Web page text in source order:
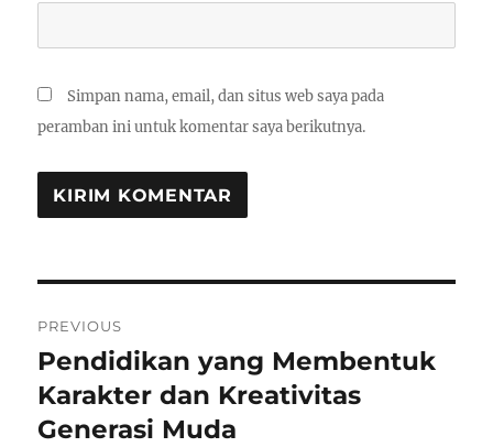
Simpan nama, email, dan situs web saya pada
peramban ini untuk komentar saya berikutnya.
pos
PREVIOUS
Previous
post:
Pendidikan yang Membentuk
Karakter dan Kreativitas
Generasi Muda